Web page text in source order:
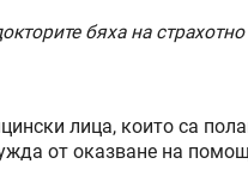
бяха на
лица, които са
от оказване на